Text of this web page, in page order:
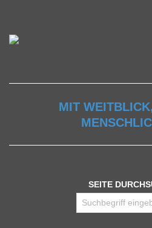
MIT
SEITE